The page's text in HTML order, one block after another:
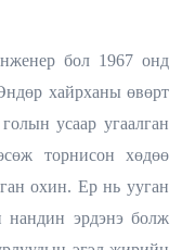
бол 1967 онд
хайрханы өвөрт
усаар угаалган
торнисон хөдөө
охин. Ер нь ууган
нандин эрдэнэ болж